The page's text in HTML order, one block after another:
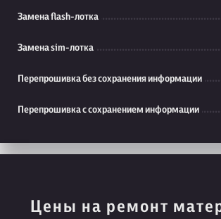
Замена flash-лотка
Замена sim-лотка
Перепрошивка без сохранения информации
Перепрошивка с сохранением информации
Цены на ремонт